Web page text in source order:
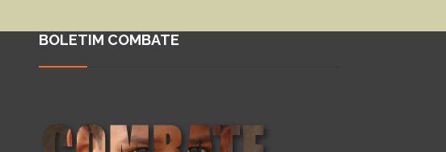
BOLETIM COMBATE